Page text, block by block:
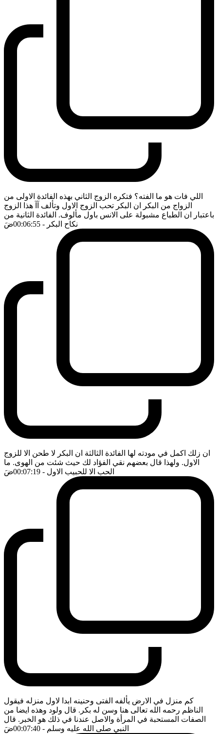
اللي فات هو ما الفته؟ فتكره الزوج الثاني بهذه الفائدة الاولى من
الزواج من البكر ان البكر تحب الزوج الاول وتألف آآ هذا الزوج
باعتبار ان الطباع مشبولة على الانس باول مألوف. الفائدة الثانية من
نكاح البكر - 00:06:55 ضَ
ان زلك اكمل في مودته لها الفائدة الثالثة ان البكر لا طحن الا للزوج
الاول. ولهذا قال بعضهم نقي الفؤاد لك حيث شئت من الهوى. ما
الحب الا للحبيب الاول - 00:07:19 ضَ
كم منزل في الارض يألفه الفتى وحنينه ابدا لاول منزله فيقول
الناظم رحمه الله تعالى هنا وسن له بكر. قال ولود وهذه ايضا من
الصفات المستحبة في المرأة والاصل عندنا في ذلك هو الخبر. قال
النبي صلى الله عليه وسلم - 00:07:40 ضَ